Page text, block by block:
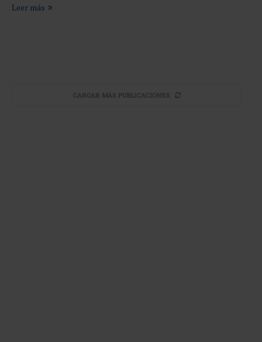
Leer más
CARGAR MÁS PUBLICACIONES